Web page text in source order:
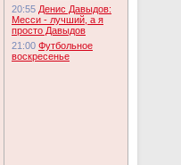
20:55 Денис Давыдов:
Месси - лучший, а я
просто Давыдов
21:00 Футбольное
воскресенье